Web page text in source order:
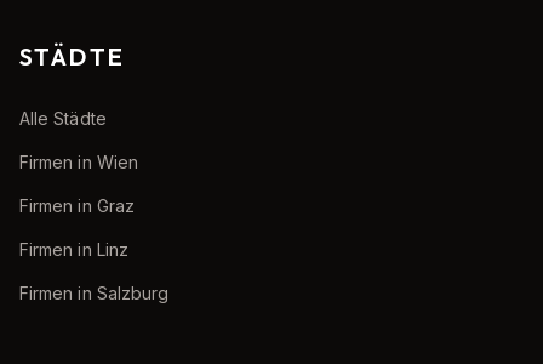
STÄDTE
Alle Städte
Firmen in Wien
Firmen in Graz
Firmen in Linz
Firmen in Salzburg